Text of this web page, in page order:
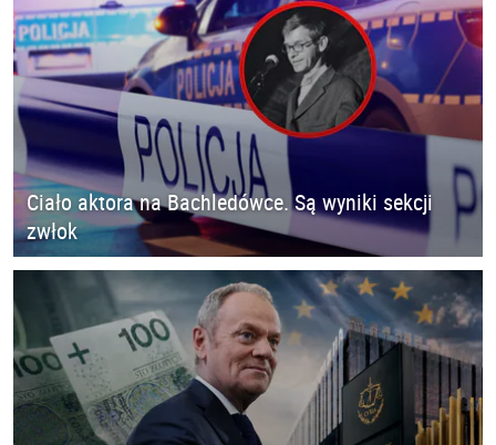
Ciało aktora na Bachledówce. Są wyniki sekcji
zwłok